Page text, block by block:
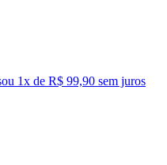
ou 1x de R$ 99,90 sem juros